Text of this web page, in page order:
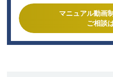
マニュアル動画
ご相談